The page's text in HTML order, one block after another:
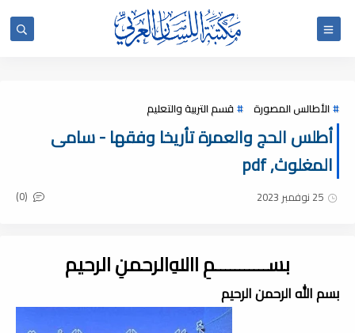
الأطالس المصورة قسم التربية والتعليم
أطلس الحج والعمرة تأريخا وفقها - سامى
المغلوث, pdf
25 نوفمبر 2023 (0)
بســـــــــــمِ اﷲِالرحمنِ الرحيم
بسم الله الرحمن الرحيم